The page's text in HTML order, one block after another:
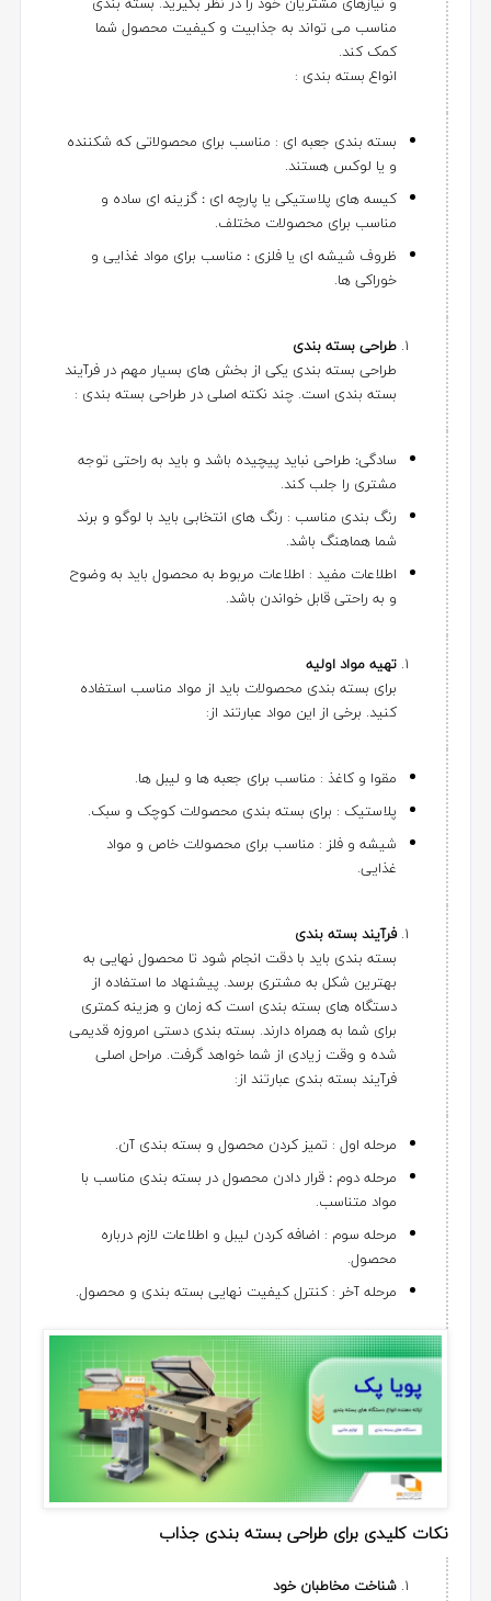
مناسب می تواند به جذابیت و کیفیت محصول شما
کمک کند.
انواع بسته بندی :
بسته بندی جعبه ای : مناسب برای محصولاتی که شکننده
و یا لوکس هستند.
کیسه های پلاستیکی یا پارچه ای : گزینه ای ساده و
مناسب برای محصولات مختلف.
ظروف شیشه ای یا فلزی : مناسب برای مواد غذایی و
خوراکی ها.
طراحی بسته بندی
طراحی بسته بندی یکی از بخش های بسیار مهم در فرآیند
بسته بندی است. چند نکته اصلی در طراحی بسته بندی :
سادگی: طراحی نباید پیچیده باشد و باید به راحتی توجه
مشتری را جلب کند.
رنگ بندی مناسب : رنگ های انتخابی باید با لوگو و برند
شما هماهنگ باشد.
اطلاعات مفید : اطلاعات مربوط به محصول باید به وضوح
و به راحتی قابل خواندن باشد.
تهیه مواد اولیه
برای بسته بندی محصولات باید از مواد مناسب استفاده
کنید. برخی از این مواد عبارتند از:
مقوا و کاغذ : مناسب برای جعبه ها و لیبل ها.
پلاستیک : برای بسته بندی محصولات کوچک و سبک.
شیشه و فلز : مناسب برای محصولات خاص و مواد
غذایی.
فرآیند بسته بندی
بسته بندی باید با دقت انجام شود تا محصول نهایی به
بهترین شکل به مشتری برسد. پیشنهاد ما استفاده از
دستگاه های بسته بندی است که زمان و هزینه کمتری
برای شما به همراه دارند. بسته بندی دستی امروزه قدیمی
شده و وقت زیادی از شما خواهد گرفت. مراحل اصلی
فرآیند بسته بندی عبارتند از:
مرحله اول : تمیز کردن محصول و بسته بندی آن.
مرحله دوم : قرار دادن محصول در بسته بندی مناسب با
مواد متناسب.
مرحله سوم : اضافه کردن لیبل و اطلاعات لازم درباره
محصول.
مرحله آخر : کنترل کیفیت نهایی بسته بندی و محصول.
نکات کلیدی برای طراحی بسته بندی جذاب
شناخت مخاطبان خود